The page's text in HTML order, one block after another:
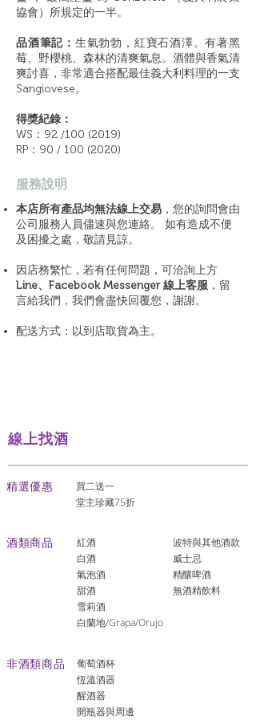
協會）所規定的一半。
品酒筆記： 生氣勃勃，紅寶石酒澤。有著黑
莓、野櫻桃、森林的清爽氣息。酒體與香氣清
爽討喜，非常適合搭配最佳義大利料理的一支
Sangiovese。
得獎紀錄：
WS：92 /100 (2019)
RP：90 / 100 (2020)
​服務說明
本店所有產品均無法線上交易 ，您的詢問會由
公司服務人員儘速與您連絡。 如有造成不便
及困擾之處，敬請見諒。
因店務繁忙，若有任何問題，可洽詢上方
Line、Facebook Messenger 線上客服 ，留
言給我們，我們會盡快回覆您，謝謝。
配送方式：以到店取貨為主。
線上找酒
​精選優惠
買二送一
堂主珍藏75折
酒類商品
紅酒
白酒
氣泡酒
​甜酒
雪莉酒
白蘭地/Grapa/Orujo
波特與其他酒款
威士忌
精釀啤酒
​無酒精飲料
非酒類商品
葡萄酒杯
恆溫酒器
醒酒器
開瓶器與周邊